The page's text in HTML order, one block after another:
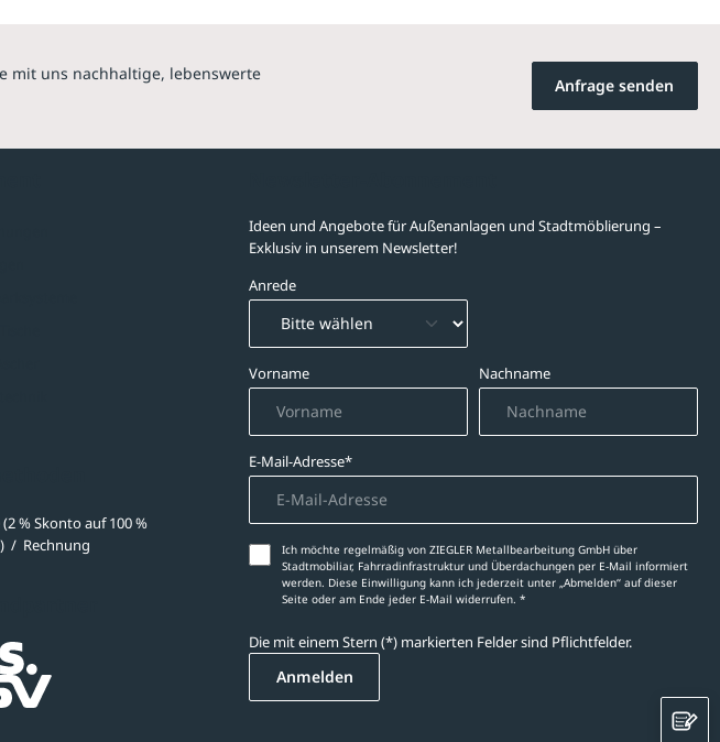
mit uns nachhaltige, lebenswerte
Anfrage senden
% Skonto auf 100 %
/ Rechnung
Ideen und Angebote für Außenanlagen und Stadtmöblierung –
Exklusiv in unserem Newsletter!
Anrede
Vorname Nachname
E-Mail-Adresse*
Ich möchte regelmäßig von ZIEGLER Metallbearbeitung GmbH über
Stadtmobiliar, Fahrradinfrastruktur und Überdachungen per E-Mail informiert
werden. Diese Einwilligung kann ich jederzeit unter „Abmelden‘‘ auf dieser
Seite oder am Ende jeder E-Mail widerrufen. *
Die mit einem Stern (*) markierten Felder sind Pflichtfelder.
Anmelden